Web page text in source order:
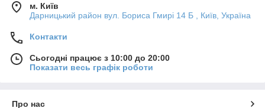
м. Київ
Дарницький район вул. Бориса Гмирі 14 Б , Київ, Україна
Контакти
Сьогодні працює з 10:00 до 20:00
Показати весь графік роботи
Про нас